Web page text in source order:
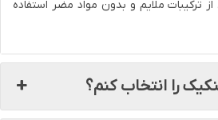
ترکیبات ملایم و بدون مواد مضر استفاده
را انتخاب کنم؟